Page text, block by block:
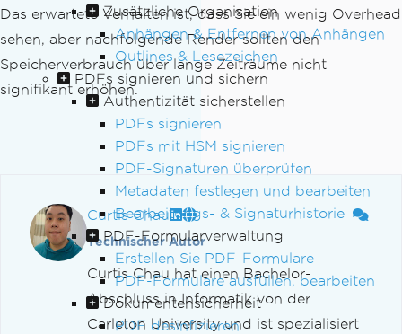
Zusätzliche Organisation
Anhängen & Entfernen von Anhängen
Outlines & Lesezeichen
PDFs signieren und sichern
Authentizität sicherstellen
PDFs signieren
PDFs mit HSM signieren
PDF-Signaturen überprüfen
Metadaten festlegen und bearbeiten
Bearbeitungs- & Signaturhistorie
PDF-Formularverwaltung
Erstellen Sie PDF-Formulare
PDF-Formulare ausfüllen, bearbeiten
Dokumentensicherheit
PDF desinfizieren
Das erwartete Verhalten ist, dass Sie ein wenig Overhead
sehen, aber nachfolgende Render sollten den
Speicherverbrauch über lange Zeiträume nicht
signifikant erhöhen.
Curtis Chau
Technischer Autor
Curtis Chau hat einen Bachelor-
Abschluss in Informatik von der
Carleton University und ist spezialisiert